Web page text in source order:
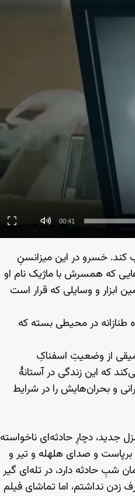
00:41
کند. خسرو در این میزانسنِ
که همسرش با ماژیک نام او
ابزار و وسایلی که قرار است
طنازانه در محیطی بسته که
از وضعیتِ اسفناکِ
که این زندگی در آستانهٔ
و بحران‌هایش را در شرایط
جدید، دچارِ حادثه‌ای ناخواسته
و صدای هلهله و تیر و
شبِ حادثه دارد، در تله‌ای گیر
زدن نداشتم، اما تماشای فیلم